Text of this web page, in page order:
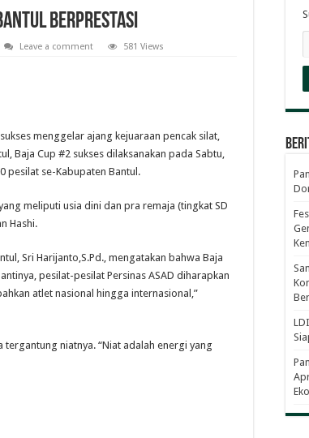
Bantul Berprestasi
Leave a comment 581 Views
menggelar ajang kejuaraan pencak silat,
Baja Cup #2 sukses dilaksanakan pada Sabtu,
pesilat se-Kabupaten Bantul.
meliputi usia dini dan pra remaja (tingkat SD
Hashi.
Sri Harijanto,S.Pd., mengatakan bahwa Baja
pesilat-pesilat Persinas ASAD diharapkan
atlet nasional hingga internasional,”
niatnya. “Niat adalah energi yang